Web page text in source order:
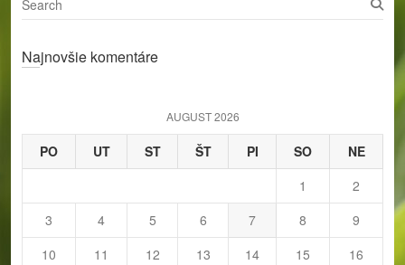
e
rNajnovšie komentáre
AUGUST 2026
PO UT ST ŠT PI SO
NE
1
2
3
4 5 6 7 8
9
10
11 12 13 14 15
16